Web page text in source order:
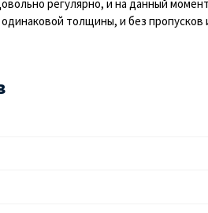
регулярно, и на данный
толщины, и без пропусков